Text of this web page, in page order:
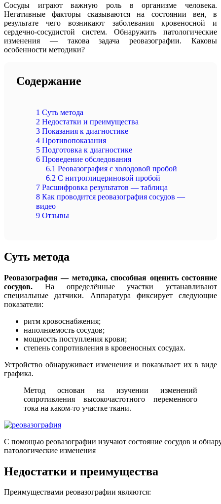
Сосуды играют важную роль в организме человека.
Негативные факторы сказываются на состоянии вен, в
результате чего возникают заболевания кровеносной и
сердечно-сосудистой систем. Обнаружить патологические
изменения — такова задача реовазографии. Каковы
особенности методики?
Содержание
1 Суть метода
2 Недостатки и преимущества
3 Показания к диагностике
4 Противопоказания
5 Подготовка к диагностике
6 Проведение обследования
6.1 Реовазография с холодовой пробой
6.2 С нитроглицериновой пробой
7 Расшифровка результатов — таблица
8 Как проводится реовазография сосудов —
видео
9 Отзывы
Суть метода
Реовазография — методика, способная оценить состояние
сосудов. На определённые участки устанавливают
специальные датчики. Аппаратура фиксирует следующие
показатели:
ритм кровоснабжения;
наполняемость сосудов;
мощность поступления крови;
степень сопротивления в кровеносных сосудах.
Устройство обнаруживает изменения и показывает их в виде
графика.
Метод основан на изучении изменений
сопротивления высокочастотного переменного
тока на каком-то участке ткани.
С помощью реовазографии изучают состояние сосудов и
патологические изменения
Недостатки и преимущества
Преимуществами реовазографии являются: